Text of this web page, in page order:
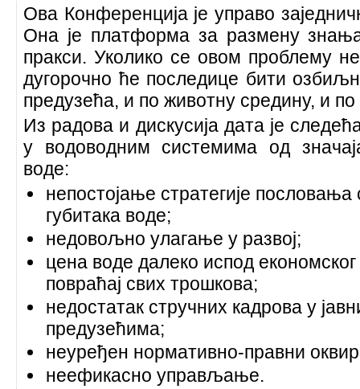
Ова Конференција је управо
Она је платформа за размену
пракси. Уколико се овом проблему
дугорочно ће последице бити
предузећа, и по животну средину, и по
Из радова и дискусија дата је
у водоводним системима од
воде:
непостојање стратегије
губитака воде;
недовољно улагање у развој;
цена воде далеко испод економског
повраћај свих трошкова;
недостатак стручних кадрова у
предузећима;
неуређен нормативно-правни
неефикасно управљање.